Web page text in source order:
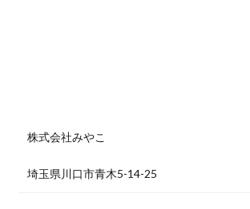
株式会社みやこ
埼玉県川口市青木5-14-25